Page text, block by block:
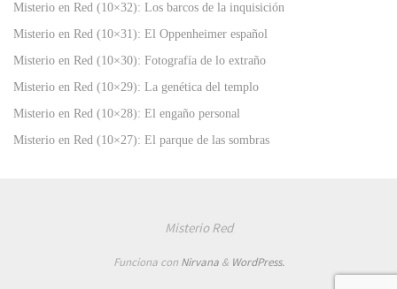
Misterio en Red (10×32): Los barcos de la inquisición
Misterio en Red (10×31): El Oppenheimer español
Misterio en Red (10×30): Fotografía de lo extraño
Misterio en Red (10×29): La genética del templo
Misterio en Red (10×28): El engaño personal
Misterio en Red (10×27): El parque de las sombras
Misterio Red
Funciona con Nirvana& WordPress.